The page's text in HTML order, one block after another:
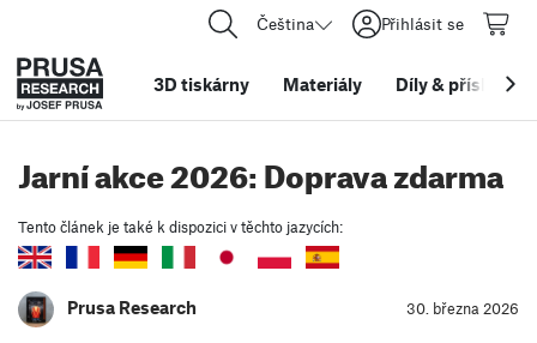
Čeština Přihlásit se
3D tiskárny Materiály Díly&
Jarní akce 2026: Doprava zdarma
Tento článek je také k dispozici v těchto jazycích:
Prusa Research 30. března 2026